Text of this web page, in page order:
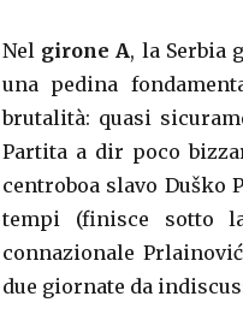
Nel girone A, la Serbia
una pedina
brutalità: quasi
Partita a dir poco
centroboa slavo Duško
tempi (finisce sotto
connazionale
due giornate da